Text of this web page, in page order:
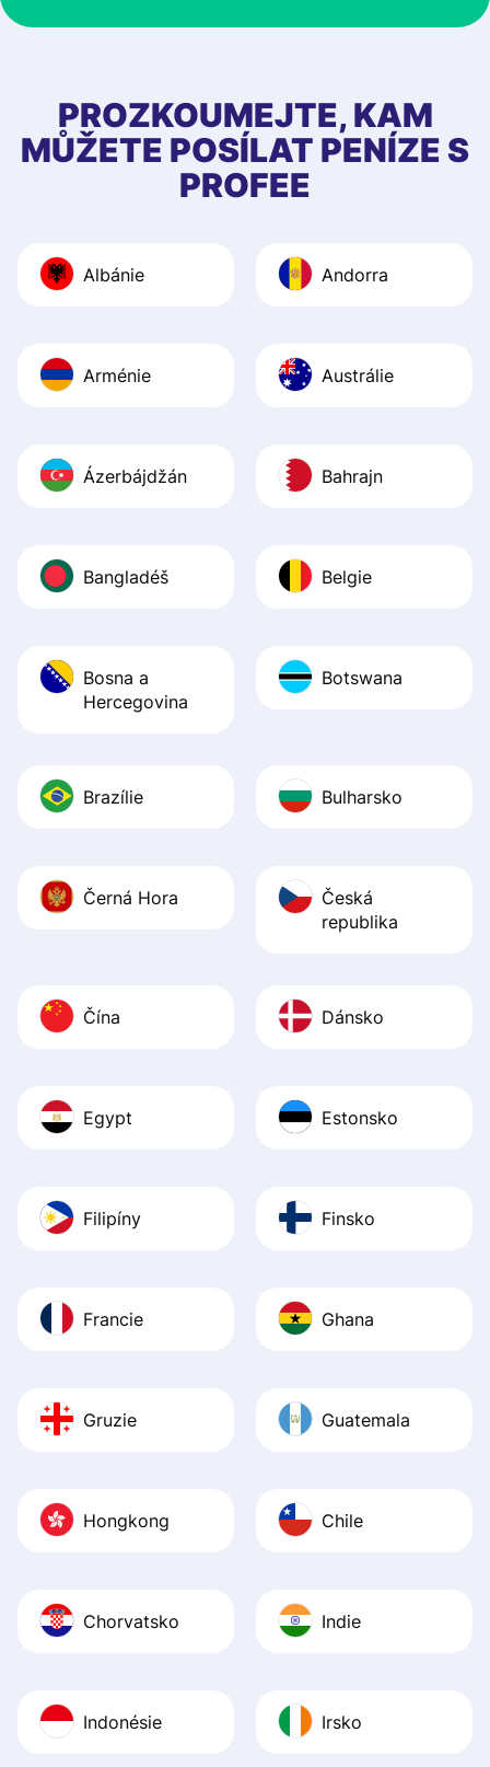
at Profee is very
first started
app, and they
quick to provide
Recommend it!
PROZKOUMEJTE, KAM
MŮŽETE POSÍLAT PENÍZE S
PROFEE
Albánie Andorra
Arménie Austrálie
Ázerbájdžán Bahrajn
Bangladéš Belgie
Bosna a
Hercegovina
Botswana
Brazílie Bulharsko
Černá Hora
Česká
republika
Čína Dánsko
Egypt Estonsko
Filipíny Finsko
Francie Ghana
Gruzie Guatemala
Hongkong Chile
Chorvatsko Indie
Indonésie Irsko